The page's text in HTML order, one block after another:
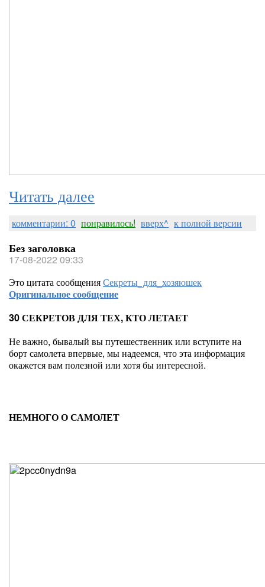
Читать далее
комментарии: 0 понравилось! вверх^ к полной версии
Без заголовка
17-08-2022 09:33
Это цитата сообщенияСекреты_для_хозяюшек
Оригинальное сообщение
30 СЕКРЕТОВ ДЛЯ ТЕХ, КТО ЛЕТАЕТ
Не важно, бывалый вы путешественник или вступите на
борт самолета впервые, мы надеемся, что эта информация
окажется вам полезной или хотя бы интересной.
НЕМНОГО О САМОЛЕТ